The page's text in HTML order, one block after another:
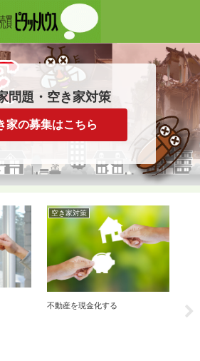
問題・空き家対策
家の募集はこちら
空き家対策
不動産を現金化する
聞
お